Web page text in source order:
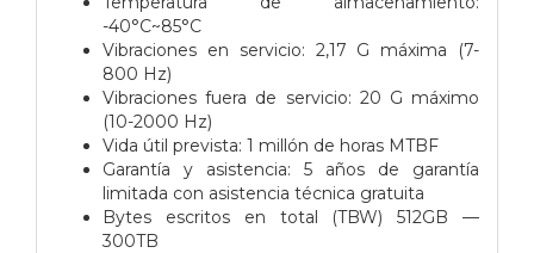
-40°C~85°C
Vibraciones en servicio: 2,17 G máxima (7-
800 Hz)
Vibraciones fuera de servicio: 20 G máximo
(10-2000 Hz)
Vida útil prevista: 1 millón de horas MTBF
Garantía y asistencia: 5 años de garantía
limitada con asistencia técnica gratuita
Bytes escritos en total (TBW) 512GB —
300TB